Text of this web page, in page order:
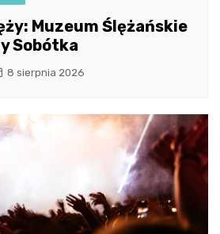
Muzeum Ślężańskie
Sobótka
8 sierpnia 2026